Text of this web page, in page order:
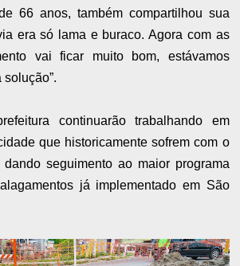
66 anos, também compartilhou sua
era só lama e buraco. Agora com as
vai ficar muito bom, estávamos
continuarão trabalhando em
que historicamente sofrem com o
seguimento ao maior programa
já implementado em São